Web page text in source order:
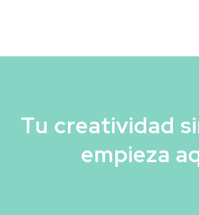
Tu creatividad
empieza